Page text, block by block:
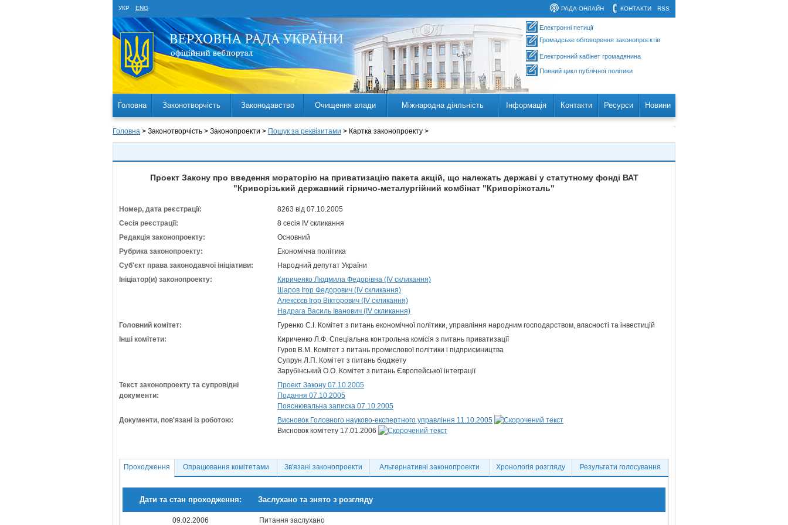
УКР ENG RSS
КОНТАКТИ
РАДА ОНЛАЙН
Електронні петиції
Громадське обговорення законопроєктів
Електронний кабінет громадянина
Повний цикл публічної політики
Головна Законотворчість Законодавство Очищення влади Міжнародна діяльність Інформація Контакти Ресурси Новини
Головна > Законотворчість > Законопроекти > Пошук за реквізитами > Картка законопроекту >
Проект Закону про введення мораторію на приватизацію пакета акцій, що належать державі у статутному фонді ВАТ
"Криворізький державний гірничо-металургійний комбінат "Криворіжсталь"
Номер, дата реєстрації:
8263 від 07.10.2005
Сесія реєстрації:
8 сесія IV скликання
Редакція законопроекту:
Основний
Рубрика законопроекту:
Економічна політика
Суб'єкт права законодавчої ініціативи:
Народний депутат України
Ініціатор(и) законопроекту:
Кириченко Людмила Федорівна (IV скликання)
Шаров Ігор Федорович (IV скликання)
Алексєєв Ігор Вікторович (IV скликання)
Надрага Василь Іванович (IV скликання)
Головний комітет:
Гуренко С.І. Комітет з питань економічної політики, управління народним господарством, власності та інвестицій
Інші комітети:
Кириченко Л.Ф. Спеціальна контрольна комісія з питань приватизації
Гуров В.М. Комітет з питань промислової політики і підприємництва
Супрун Л.П. Комітет з питань бюджету
Зарубінський О.О. Комітет з питань Європейської інтеграції
Текст законопроекту та супровідні
документи:
Проект Закону 07.10.2005
Подання 07.10.2005
Пояснювальна записка 07.10.2005
Документи, пов'язані із роботою:
Висновок Головного науково-експертного управління 11.10.2005
Висновок комітету 17.01.2006
Проходження Опрацювання комітетами Зв'язані законопроекти Альтернативні законопроекти Хронологія розгляду Результати голосування
Дати та стан проходження: Заслухано та знято з розгляду
09.02.2006 Питання заслухано